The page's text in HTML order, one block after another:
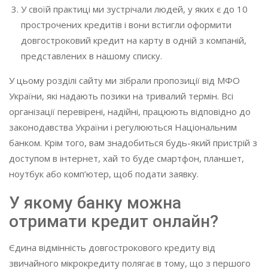
У своїй практиці ми зустрічали людей, у яких є до 10
прострочених кредитів і вони встигли оформити
довгостроковий кредит на карту в одній з компаній,
представлених в нашому списку.
У цьому розділі сайту ми зібрали пропозиції від МФО
України, які надають позики на тривалий термін. Всі
організації перевірені, надійні, працюють відповідно до
законодавства України і регулюються Національним
банком. Крім того, вам знадобиться будь-який пристрій з
доступом в інтернет, хай то буде смартфон, планшет,
ноутбук або комп’ютер, щоб подати заявку.
У якому банку можна
отримати кредит онлайн?
Єдина відмінність довгострокового кредиту від
звичайного мікрокредиту полягає в тому, що з першого